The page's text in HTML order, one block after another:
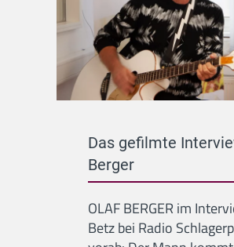
Das gefilmte
Berger
OLAF BERGER im
Betz bei Radio